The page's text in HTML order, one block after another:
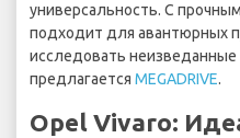
универсальность. С
подходит для авантюрных
исследовать неизведанные
предлагается MEGADRIVE.
Opel Vivaro: